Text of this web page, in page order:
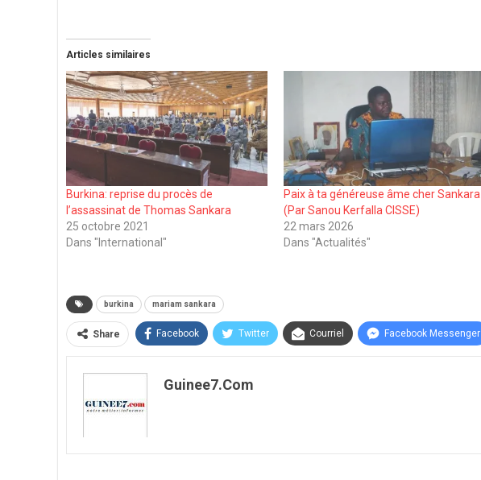
Articles similaires
Burkina: reprise du procès de
l’assassinat de Thomas Sankara
25 octobre 2021
Dans "International"
Paix à ta généreuse âme cher Sankara
(Par Sanou Kerfalla CISSE)
22 mars 2026
Dans "Actualités"
burkina mariam sankara
Share Facebook Twitter Courriel Facebook Messenger
Guinee7.com